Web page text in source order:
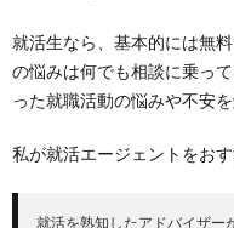
就活生なら、基本的には無
の悩みは何でも相談に乗っ
った就職活動の悩みや不安
私が就活エージェントをお
就活を熟知したアドバイザー